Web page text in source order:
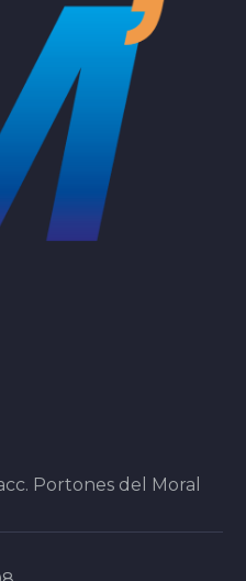
Portones del Moral